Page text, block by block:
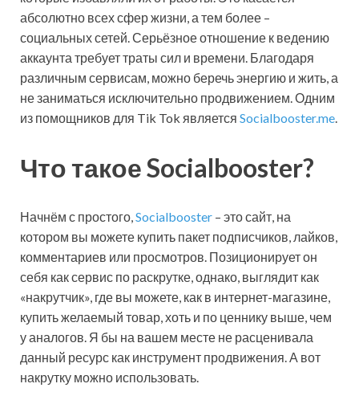
абсолютно всех сфер жизни, а тем более –
социальных сетей. Серьёзное отношение к ведению
аккаунта требует траты сил и времени. Благодаря
различным сервисам, можно беречь энергию и жить, а
не заниматься исключительно продвижением. Одним
из помощников для Tik Tok является Socialbooster.me
Что такое Socialbooster?
Начнём с простого,Socialbooster – это сайт, на
котором вы можете купить пакет подписчиков, лайков,
комментариев или просмотров. Позиционирует он
себя как сервис по раскрутке, однако, выглядит как
«накрутчик», где вы можете, как в интернет-магазине,
купить желаемый товар, хоть и по ценнику выше, чем
у аналогов. Я бы на вашем месте не расценивала
данный ресурс как инструмент продвижения. А вот
накрутку можно использовать.